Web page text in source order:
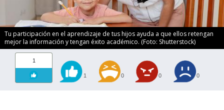
Tu participación en el aprendizaje de tus hijos ayuda a que ellos retengan
mejor la información y tengan éxito académico. (Foto: Shutterstock)
1
1 0 0 0